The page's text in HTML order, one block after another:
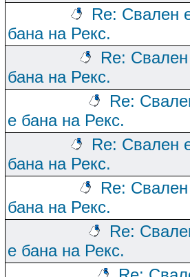
Re: Свален
бана на Рекс.
Re:
бана на Рекс.
Re:
е бана на Рекс.
Re: Свален
бана на Рекс.
Re:
бана на Рекс.
Re:
е бана на Рекс.